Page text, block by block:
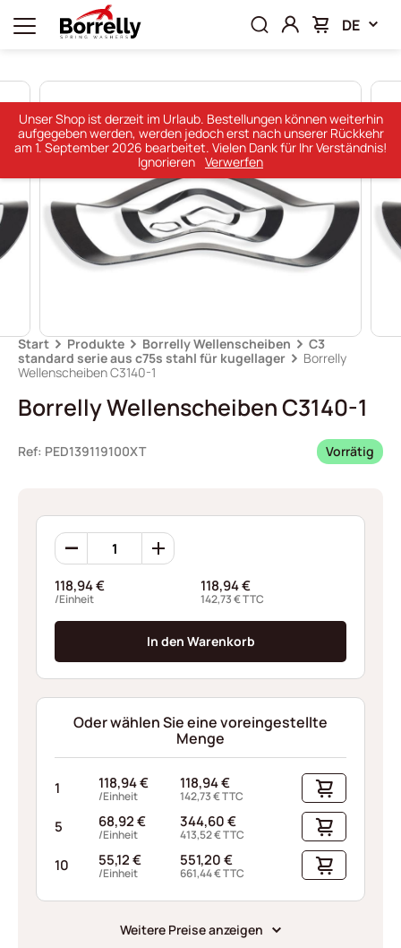
DE
Start Produkte Borrelly Wellenscheiben
C3
standard serie aus c75s stahl für kugellager
Borrelly
Wellenscheiben C3140-1
Borrelly Wellenscheiben C3140-1
Ref: PED139119100XT Vorrätig
Borrelly
Wellenscheiben
1
Menge
118,94€
/Einheit
118,94€
142,73€TTC
In den Warenkorb
Oder wählen Sie eine voreingestellte
Menge
1 118,94€
/Einheit
118,94€
142,73€TTC
5 68,92€
/Einheit
344,60€
413,52€TTC
10 55,12€
/Einheit
551,20€
661,44€TTC
Weitere Preise anzeigen
Unser Shop ist derzeit im Urlaub. Bestellungen können weiterhin
aufgegeben werden, werden jedoch erst nach unserer Rückkehr
am 1. September 2026 bearbeitet. Vielen Dank für Ihr Verständnis!
Ignorieren Verwerfen